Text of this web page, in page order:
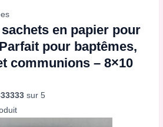
en papier pour
pour baptêmes,
communions – 8×10
sur 5